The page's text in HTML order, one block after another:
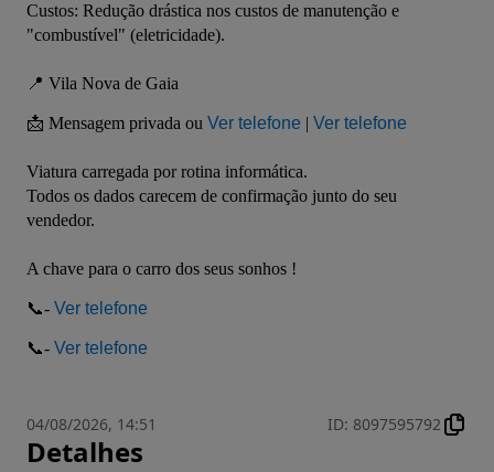
Custos: Redução drástica nos custos de manutenção e
"combustível" (eletricidade).
📍 Vila Nova de Gaia
📩 Mensagem privada ou Ver telefone | Ver telefone
Viatura carregada por rotina informática.
Todos os dados carecem de confirmação junto do seu
vendedor.
A chave para o carro dos seus sonhos !
📞- Ver telefone
📞- Ver telefone
04/08/2026, 14:51 ID: 8097595792
Detalhes